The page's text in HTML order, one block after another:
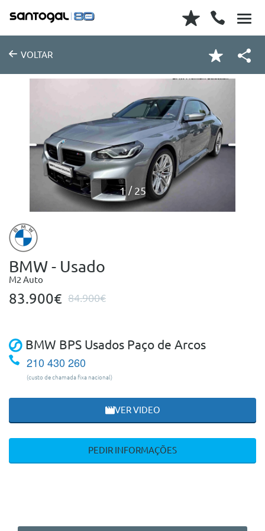
VOLTAR
1 25
BMW - Usado
M2 Auto
83.900€ 84.900€
BMW BPS Usados Paço de Arcos
210 430 260
(custo de chamada fixa nacional)
VER VIDEO
PEDIR INFORMAÇÕES